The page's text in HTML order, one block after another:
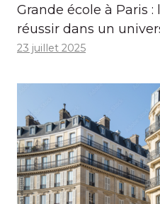
Grande école à Paris
réussir dans un
23 juillet 2025